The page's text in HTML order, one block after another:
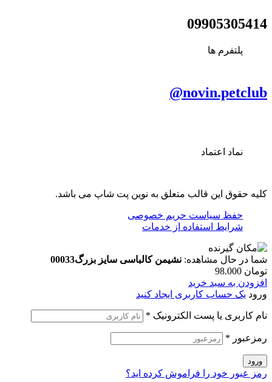
09905305414
پلتفرم ها
novin.petclub@
نماد اعتماد
کلیه حقوق این قالب متعلق به نوین پت شاپ می باشد.
حفظ سیاست حریم خصوصی
شرایط استفاده از خدمات
شما در حال مشاهده: نشیمن کالباسی سایز بزرگ00033
تومان
افزودن به سبد خرید
ورود یک حساب کاربری ایجاد کنید
نام کاربری یا پست الکترونیک *
رمزعبور *
ورود
رمز عبور خود را فراموش کرده اید؟